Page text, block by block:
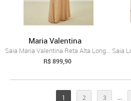
Maria Valentina
Saia Maria Valentina Reta Alta Longa Bege
R$ 899,90
1 2 3